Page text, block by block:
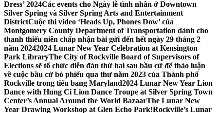
Dress’ 2024Các events cho Ngày lễ tình nhân ở Downtown
Silver Spring và Silver Spring Arts and Entertainment
DistrictCuộc thi video ‘Heads Up, Phones Dow’ của
Montgomery County Department of Transportation dành cho
thanh thiếu niên chấp nhận bài gửi đến hết ngày 29 tháng 2
năm 20242024 Lunar New Year Celebration at Kensington
Park LibraryThe City of Rockville Board of Supervisors of
Elections sẽ tổ chức diễn đàn thứ hai sau bầu cử để thảo luận
về cuộc bầu cử bỏ phiếu qua thư năm 2023 của Thành phố
Rockville trong tiểu bang Maryland2024 Lunar New Year Lion
Dance with Hung Ci Lion Dance Troupe at Silver Spring Town
Center’s Annual Around the World BazaarThe Lunar New
Year Drawing Workshop at Glen Echo Park!Rockville’s Lunar